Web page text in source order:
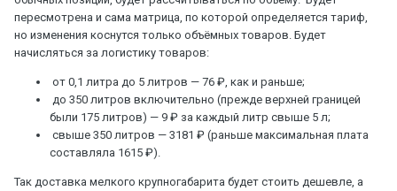
пересмотрена и сама матрица, по которой определяется тариф,
но изменения коснутся только объёмных товаров. Будет
начисляться за логистику товаров:
от 0,1 литра до 5 литров — 76 ₽, как и раньше;
до 350 литров включительно (прежде верхней границей
были 175 литров) — 9 ₽ за каждый литр свыше 5 л;
свыше 350 литров — 3181 ₽ (раньше максимальная плата
составляла 1615 ₽).
Так доставка мелкого крупногабарита будет стоить дешевле, а